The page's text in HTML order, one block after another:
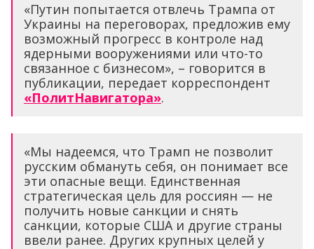
«Путин попытается отвлечь Трампа от
Украины на переговорах, предложив ему
возможный прогресс в контроле над
ядерными вооружениями или что-то
связанное с бизнесом», – говорится в
публикации, передает корреспондент
«ПолитНавигатора».
«Мы надеемся, что Трамп не позволит
русским обмануть себя, он понимает все
эти опасные вещи. Единственная
стратегическая цель для россиян — не
получить новые санкции и снять
санкции, которые США и другие страны
ввели ранее. Других крупных целей у